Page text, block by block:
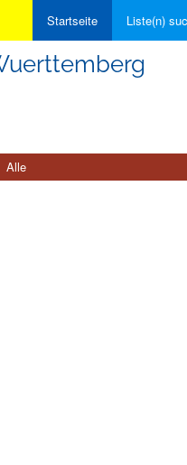
Startseite Liste(n)
Alle